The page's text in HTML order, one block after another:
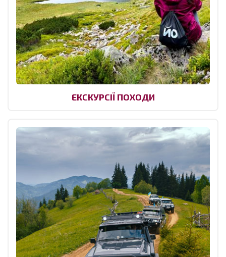
ЕКСКУРСІЇ ПОХОДИ